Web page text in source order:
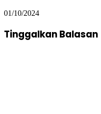
01/10/2024
Tinggalkan Balasan